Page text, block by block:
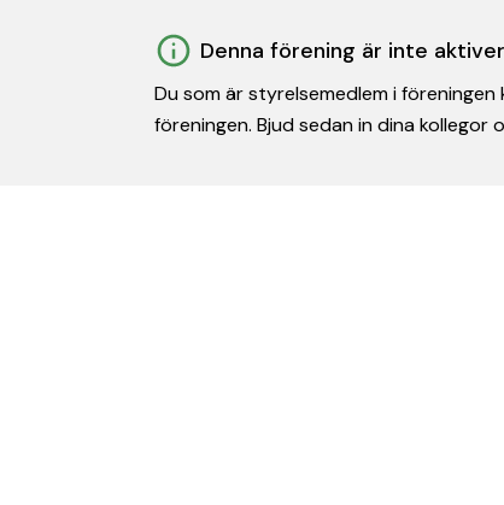
Denna förening är inte
Du som är styrelsemedlem i
föreningen. Bjud sedan in dina kollegor